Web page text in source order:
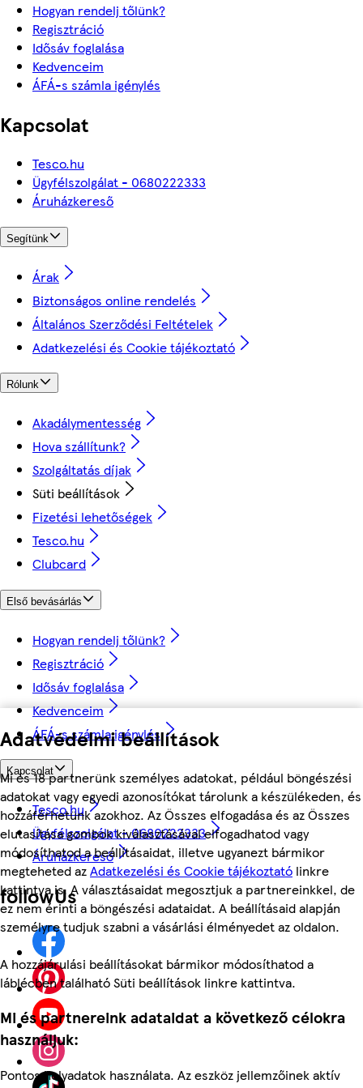
Adatvédelmi beállítások
Mi és 18 partnerünk személyes adatokat, például böngészési
adatokat vagy egyedi azonosítókat tárolunk a készülékeden, és
hozzáférhetünk azokhoz. Az Összes elfogadása és az Összes
elutasítása gombok kiválasztásával elfogadhatod vagy
módosíthatod a beállításaidat, illetve ugyanezt bármikor
megteheted azAdatkezelési és Cookie tájékoztató linkre
kattintva is. A választásaidat megosztjuk a partnereinkkel, de
ez nem érinti a böngészési adataidat. A beállításaid alapján
személyre tudjuk szabni a vásárlási élményedet az oldalon.
A hozzájárulási beállításokat bármikor módosíthatod a
láblécben található Süti beállítások linkre kattintva.
Mi és partnereink adataidat a következő célokra
használjuk:
Pontos helyadatok használata. Az eszköz jellemzőinek aktív
Hogyan rendelj tőlünk?
Regisztráció
Idősáv foglalása
Kedvenceim
ÁFÁ-s számla igénylés
Kapcsolat
Tesco.hu
Ügyfélszolgálat - 0680222333
Áruházkereső
Segítünk
Árak
Biztonságos online rendelés
Általános Szerződési Feltételek
Adatkezelési és Cookie tájékoztató
Rólunk
Akadálymentesség
Hova szállítunk?
Szolgáltatás díjak
Süti beállítások
Fizetési lehetőségek
Tesco.hu
Clubcard
Első bevásárlás
Hogyan rendelj tőlünk?
Regisztráció
Idősáv foglalása
Kedvenceim
ÁFÁ-s számla igénylés
Kapcsolat
Tesco.hu
Ügyfélszolgálat - 0680222333
Áruházkereső
followUs